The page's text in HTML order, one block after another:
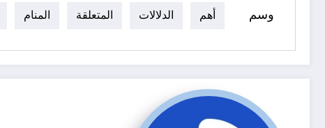
وسم أهم الدلالات المتعلقة المنام